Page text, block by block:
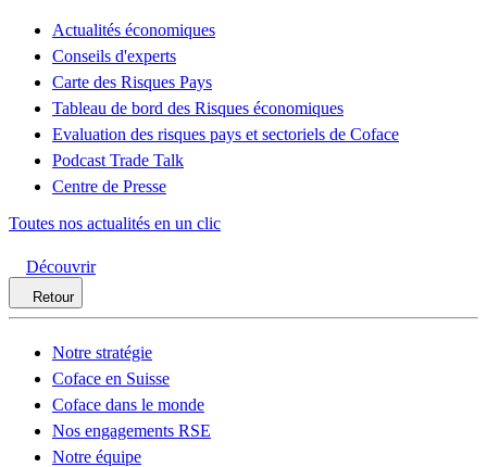
Actualités économiques
Conseils d'experts
Carte des Risques Pays
Tableau de bord des Risques économiques
Evaluation des risques pays et sectoriels de Coface
Podcast Trade Talk
Centre de Presse
Toutes nos actualités en un clic
Découvrir
Retour
Notre stratégie
Coface en Suisse
Coface dans le monde
Nos engagements RSE
Notre équipe